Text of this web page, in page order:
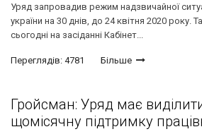
Уряд запровадив режим надзвичайної
україни на 30 днів, до 24 квітня 2020 року.
сьогодні на засіданні Кабінет...
Переглядів: 4781 Більше
Гройсман: Уряд має
щомісячну підтримку